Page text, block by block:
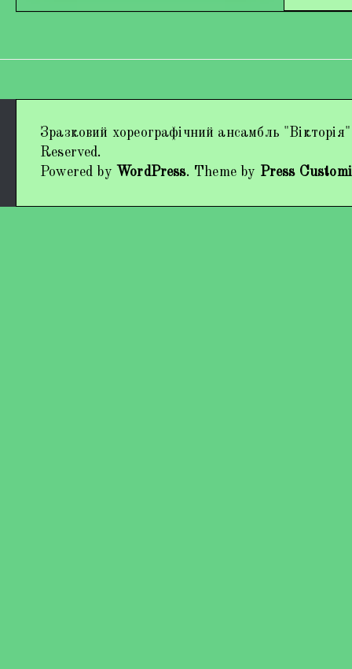
Наші виступи
Працівники колективу
Зразковий хореографічний ансамбль
Reserved.
Powered by WordPress. Theme by Press